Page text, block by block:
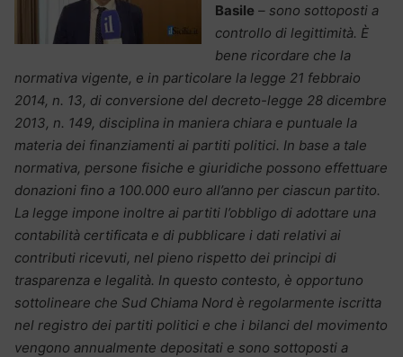
Basile – sono sottoposti a
controllo di legittimità. È
bene ricordare che la
normativa vigente, e in particolare la legge 21 febbraio
2014, n. 13, di conversione del decreto-legge 28 dicembre
2013, n. 149, disciplina in maniera chiara e puntuale la
materia dei finanziamenti ai partiti politici. In base a tale
normativa, persone fisiche e giuridiche possono effettuare
donazioni fino a 100.000 euro all’anno per ciascun partito.
La legge impone inoltre ai partiti l’obbligo di adottare una
contabilità certificata e di pubblicare i dati relativi ai
contributi ricevuti, nel pieno rispetto dei principi di
trasparenza e legalità. In questo contesto, è opportuno
sottolineare che Sud Chiama Nord è regolarmente iscritta
nel registro dei partiti politici e che i bilanci del movimento
vengono annualmente depositati e sono sottoposti a